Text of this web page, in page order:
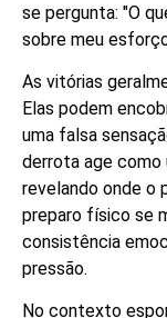
se pergunta: "O
sobre meu
As vitórias
Elas podem
uma falsa
derrota age como
revelando onde o
preparo físico se
consistência
pressão.
No contexto